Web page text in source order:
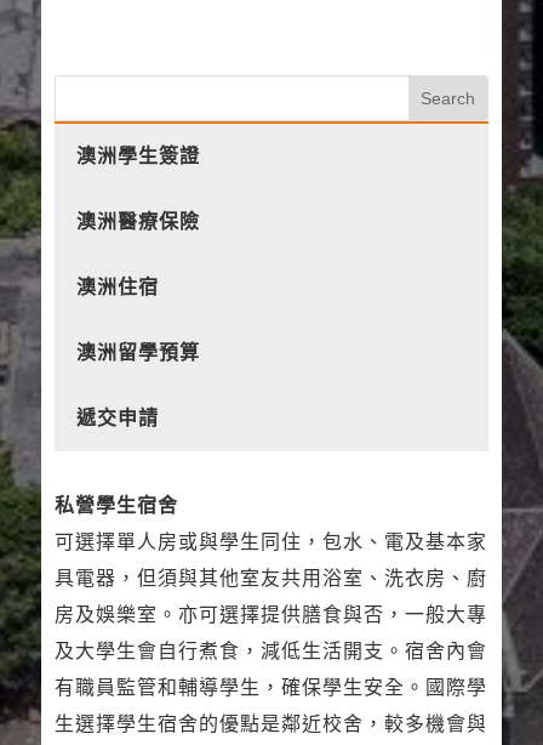
澳洲學生簽證
澳洲醫療保險
澳洲住宿
澳洲留學預算
遞交申請
私營學生宿舍
可選擇單人房或與學生同住，包水、電及基本家
具電器，但須與其他室友共用浴室、洗衣房、廚
房及娛樂室。亦可選擇提供膳食與否，一般大專
及大學生會自行煮食，減低生活開支。宿舍內會
有職員監管和輔導學生，確保學生安全。國際學
生選擇學生宿舍的優點是鄰近校舍，較多機會與